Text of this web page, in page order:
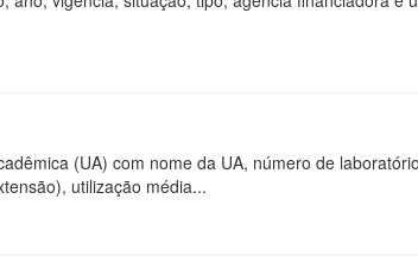
(UA) com nome da UA, número de
utilização média...